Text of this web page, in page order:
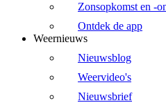
Zonsopkomst en -
Ontdek de app
Weernieuws
Nieuwsblog
Weervideo's
Nieuwsbrief